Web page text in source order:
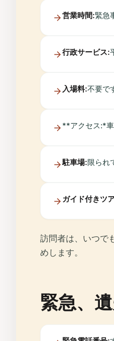
営業時間:緊急
行政サービス:
入場料:不要で
**アクセス:*車
駐車場:限られ
ガイド付きツ
訪問者は、いつで
めします。
緊急、